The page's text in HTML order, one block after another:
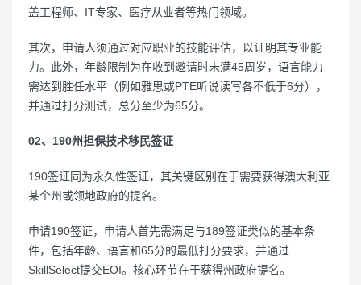
盖工程师、IT专家、医疗从业者等热门领域。
其次，申请人须通过对应职业的技能评估，以证明其专业能
力。此外，年龄限制为在收到邀请时未满45周岁，语言能力
需达到胜任水平（例如雅思或PTE听说读写各不低于6分），
并通过打分测试，总分至少为65分。
02、190州担保技术移民签证
190签证同为永久性签证，其关键区别在于需要获得澳大利亚
某个州或领地政府的提名。
申请190签证，申请人首先需满足与189签证类似的基本条
件，包括年龄、语言和65分的最低打分要求，并通过
SkillSelect提交EOI。核心环节在于获得州政府提名。